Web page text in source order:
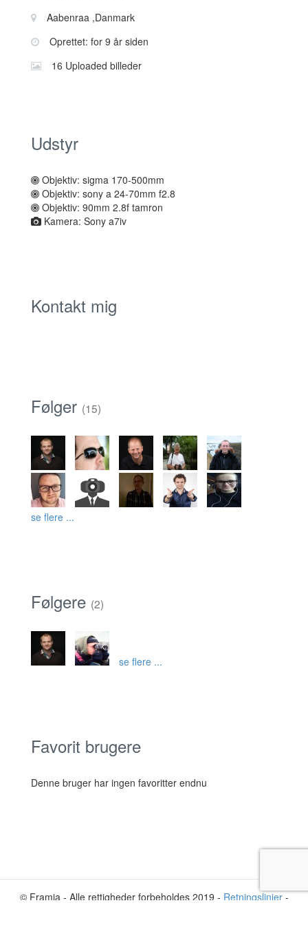
information
Sted:
Aabenraa ,Danmark
Oprettet: for 9 år siden
16 Uploaded billeder
Udstyr
Objektiv: sigma 170-500mm
Objektiv: sony a 24-70mm f2.8
Objektiv: 90mm 2.8f tamron
Kamera: Sony a7iv
Kontakt mig
Følger (15)
se flere ...
Følgere (2)
se flere ...
Favorit brugere
Denne bruger har ingen favoritter endnu
© Framia - Alle rettigheder forbeholdes 2019 - Retningslinjer-